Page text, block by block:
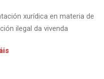
xurídica en materia de
ilegal da vivenda